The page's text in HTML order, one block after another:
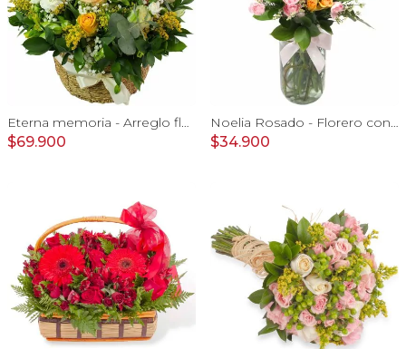
Eterna memoria - Arreglo floral con Mini claveles blancos rosas ecuatorianas blancas, gypsophilia y astromelias amarillas
$69.900
Noelia Rosado - Florero con rosas, mini rosas, mini claveles y limonium
$34.900